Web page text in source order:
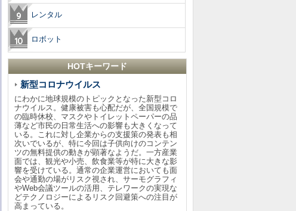
レンタル
ロボット
HOTキーワード
新型コロナウイルス
にわかに地球規模のトピックとなった新型コロ
ナウイルス。健康被害も心配だが、全国規模で
の臨時休校、マスクやトイレットペーパーの品
薄など市民の日常生活への影響も大きくなって
いる。これに対し企業からの支援策の発表も相
次いでいるが、特に今回は子供向けのコンテン
ツの無料提供の動きが顕著なようだ。一方産業
面では、観光や小売、飲食業等が特に大きな影
響を受けている。通常の企業運営においても面
会や通勤の場がリスク視され、サーモグラフィ
やWeb会議ツールの活用、テレワークの実現な
どテクノロジーによるリスク回避策への注目が
高まっている。